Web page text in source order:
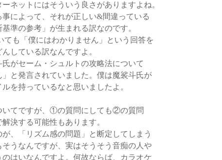
ネットにはそういう良さがありますよね。
によって、それが正しい&間違っている
準の参考」が生まれる訳なのです。
ても「僕にはわかりません」という回答を
している訳なんですよ。
がセーム・シュルトの攻略法について
と発言されていました。僕は魔裟斗氏が
を持っているなと思いましたよ。
いてですが、①の質問にしても②の質問
決する可能性もあります。
、「リズム感の問題」と断定してしまう
うなんですが、実はそうそう音痴の人や
はいなんですよ。何故ならば、カラオケ